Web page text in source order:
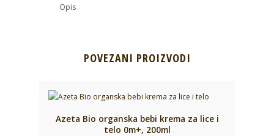
Opis
POVEZANI PROIZVODI
Azeta Bio organska bebi krema za lice i
telo 0m+, 200ml